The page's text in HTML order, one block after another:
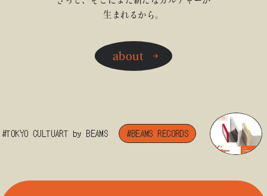
生まれるから。
about
CULTUART by BEAMS #BEAMS RECORDS